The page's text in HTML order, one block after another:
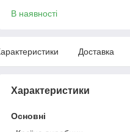
В наявності
Доставка
Характеристики
Основні